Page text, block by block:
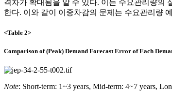
격차가 확대됨을 알 수 있다. 이는 수요관리량의
한다. 이와 같이 이중차감의 문제는 수요관리량
<Table 2>
Comparison of (Peak) Demand Forecast Error of Each
Note: Short-term: 1~3 years, Mid-term: 4~7 years,